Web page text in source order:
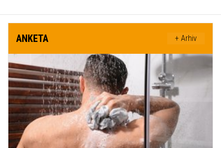
ANKETA + Arhiv